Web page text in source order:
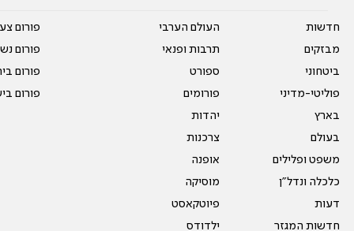
חדשות
מבזקים
ביטחוני
פוליטי-מדיני
בארץ
בעולם
משפט ופלילים
כלכלה ונדל"ן
דעות
חדשות המגזר
העולם הערבי
תרבות ופנאי
ספורט
פורומים
יהדות
צרכנות
אופנה
מוסיקה
פיוטקאסט
ילדודס
פורום
פורום
פורום
פורום